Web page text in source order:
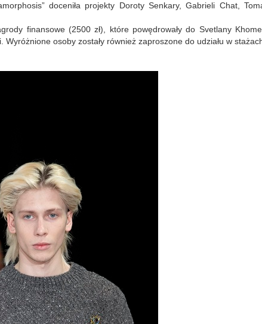
doceniła projekty Doroty Senkary, Gabrieli Chat,
finansowe (2500 zł), które powędrowały do Svetlany
osoby zostały również zaproszone do udziału w